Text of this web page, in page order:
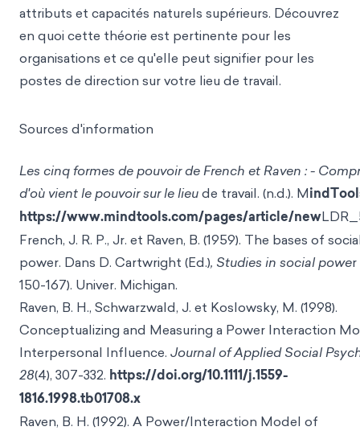
attributs et capacités naturels supérieurs. Découvrez
en quoi cette théorie est pertinente pour les
organisations et ce qu'elle peut signifier pour les
postes de direction sur votre lieu de travail.
Sources d'information
Les cinq formes de pouvoir de French et Raven : -
d'où vient le pouvoir sur le lieude travail. (n.d.). M
https://www.mindtools.com/pages/article/new
French, J. R. P., Jr. et Raven, B. (1959). The bases of
power. Dans D. Cartwright (Ed.), Studies in social power
150-167). Univer. Michigan.
Raven, B. H., Schwarzwald, J. et Koslowsky, M. (1998).
Conceptualizing and Measuring a Power Interaction
Interpersonal Influence. Journal of Applied Social
28(4), 307-332. https://doi.org/10.1111/j.1559-
1816.1998.tb01708.x
Raven, B. H. (1992). A Power/Interaction Model of